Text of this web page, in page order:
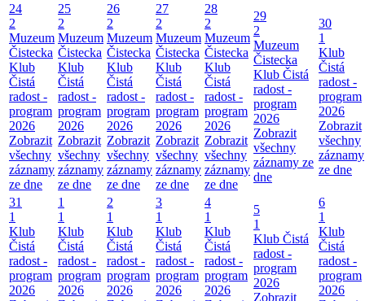
24
2
Muzeum
Čistecka
Klub
Čistá
radost -
program
2026
Zobrazit
všechny
záznamy
ze dne
25
2
Muzeum
Čistecka
Klub
Čistá
radost -
program
2026
Zobrazit
všechny
záznamy
ze dne
26
2
Muzeum
Čistecka
Klub
Čistá
radost -
program
2026
Zobrazit
všechny
záznamy
ze dne
27
2
Muzeum
Čistecka
Klub
Čistá
radost -
program
2026
Zobrazit
všechny
záznamy
ze dne
28
2
Muzeum
Čistecka
Klub
Čistá
radost -
program
2026
Zobrazit
všechny
záznamy
ze dne
29
2
Muzeum
Čistecka
Klub Čistá
radost -
program
2026
Zobrazit
všechny
záznamy ze
dne
30
1
Klub
Čistá
radost -
program
2026
Zobrazit
všechny
záznamy
ze dne
31
1
Klub
Čistá
radost -
program
2026
1
1
Klub
Čistá
radost -
program
2026
2
1
Klub
Čistá
radost -
program
2026
3
1
Klub
Čistá
radost -
program
2026
4
1
Klub
Čistá
radost -
program
2026
5
1
Klub Čistá
radost -
program
2026
Zobrazit
6
1
Klub
Čistá
radost -
program
2026